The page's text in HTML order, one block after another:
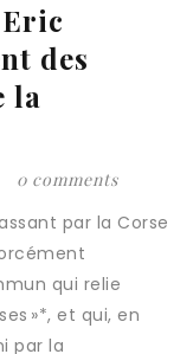
des
la
0 comments
par la Corse
qui relie
»*, et qui, en
par la